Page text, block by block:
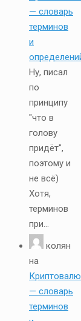
— словарь
терминов
и
Ну, писал
по
принципу
"что в
голову
придёт",
поэтому и
не всё)
Хотя,
терминов
при...
колян
на
— словарь
терминов